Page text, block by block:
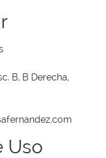
B, B Derecha,
Uso